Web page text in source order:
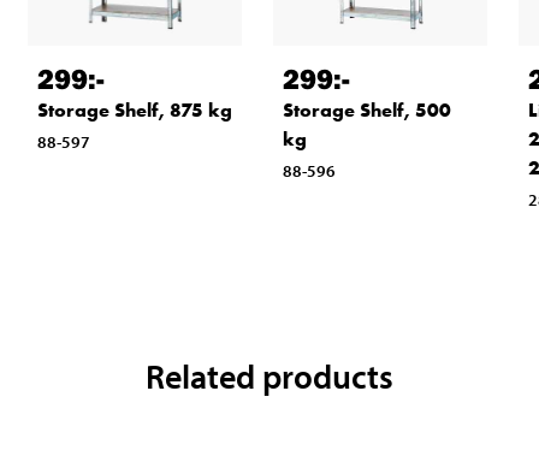
299:-
Storage Shelf, 875 kg
88-597
299:-
Storage Shelf, 500
kg
88-596
Related products